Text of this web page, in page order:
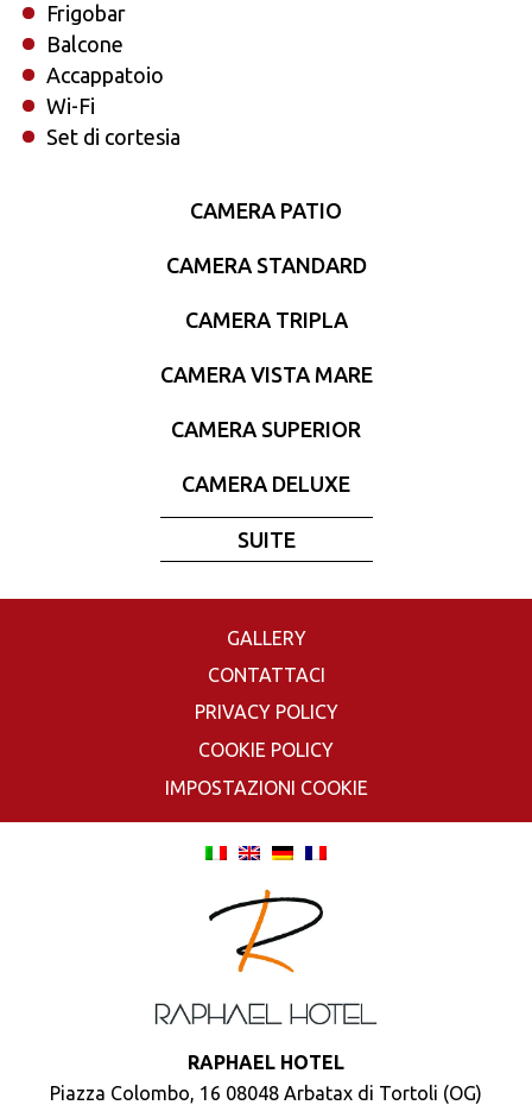
Frigobar
Balcone
Accappatoio
Wi-Fi
Set di cortesia
CAMERA PATIO
CAMERA STANDARD
CAMERA TRIPLA
CAMERA VISTA MARE
CAMERA SUPERIOR
CAMERA DELUXE
SUITE
GALLERY
CONTATTACI
PRIVACY POLICY
COOKIE POLICY
IMPOSTAZIONI COOKIE
RAPHAEL HOTEL
Piazza Colombo, 16 08048 Arbatax di Tortoli (OG)